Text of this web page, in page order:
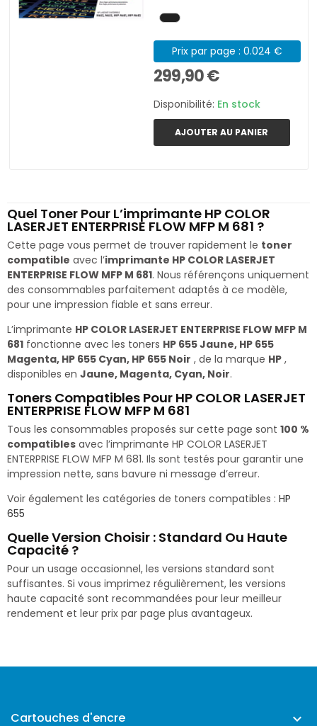
Prix par page : 0.024 €
299,90 €
Disponibilité: En stock
AJOUTER AU PANIER
Quel Toner Pour L’imprimante HP COLOR
LASERJET ENTERPRISE FLOW MFP M 681 ?
Cette page vous permet de trouver rapidement le toner
compatible avec l’imprimante HP COLOR LASERJET
ENTERPRISE FLOW MFP M 681. Nous référençons uniquement
des consommables parfaitement adaptés à ce modèle,
pour une impression fiable et sans erreur.
L’imprimante HP COLOR LASERJET ENTERPRISE FLOW MFP M
681 fonctionne avec les toners HP 655 Jaune, HP 655
Magenta, HP 655 Cyan, HP 655 Noir , de la marque HP ,
disponibles en Jaune, Magenta, Cyan, Noir.
Toners Compatibles Pour HP COLOR LASERJET
ENTERPRISE FLOW MFP M 681
Tous les consommables proposés sur cette page sont 100 %
compatibles avec l’imprimante HP COLOR LASERJET
ENTERPRISE FLOW MFP M 681. Ils sont testés pour garantir une
impression nette, sans bavure ni message d’erreur.
Voir également les catégories de toners compatibles : HP
655
Quelle Version Choisir : Standard Ou Haute
Capacité ?
Pour un usage occasionnel, les versions standard sont
suffisantes. Si vous imprimez régulièrement, les versions
haute capacité sont recommandées pour leur meilleur
rendement et leur prix par page plus avantageux.
Cartouches d'encre 